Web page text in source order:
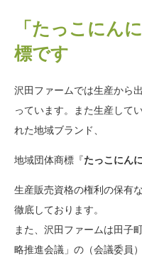
「たっこにん
標です
沢田ファームでは生産から
っています。また生産して
れた地域ブランド、
地域団体商標『たっこにん
生産販売資格の権利の保有
徹底しております。
また、沢田ファームは田子
略推進会議」の（会議委員